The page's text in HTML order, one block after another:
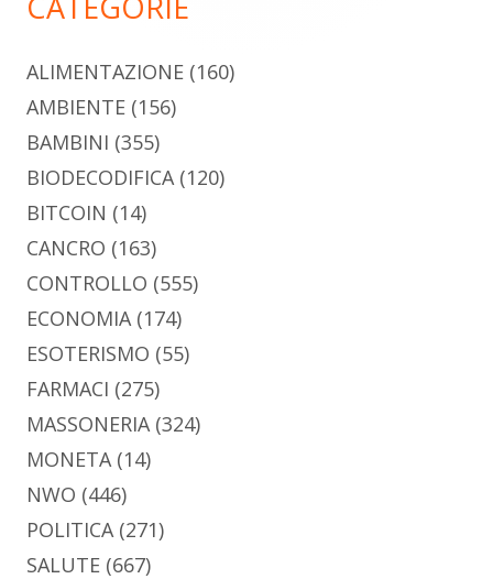
ALIMENTAZIONE (160)
AMBIENTE (156)
BAMBINI (355)
BIODECODIFICA (120)
BITCOIN (14)
CANCRO (163)
CONTROLLO (555)
ECONOMIA (174)
ESOTERISMO (55)
FARMACI (275)
MASSONERIA (324)
MONETA (14)
NWO (446)
POLITICA (271)
SALUTE (667)